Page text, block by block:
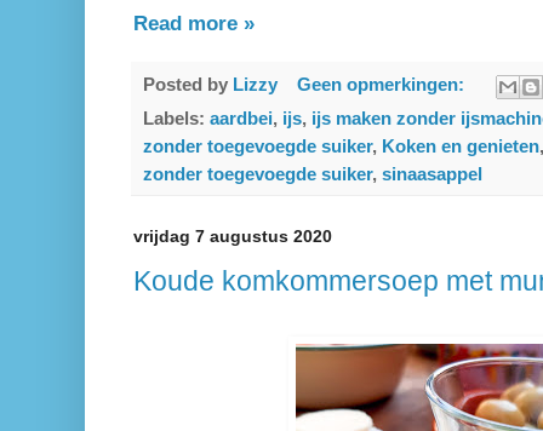
Read more »
Posted by Lizzy
Geen opmerkingen:
Labels: aardbei, ijs, ijs maken zonder
zonder toegevoegde suiker, Koken en genieten
zonder toegevoegde suiker, sinaasappel
vrijdag 7 augustus 2020
Koude komkommersoep met